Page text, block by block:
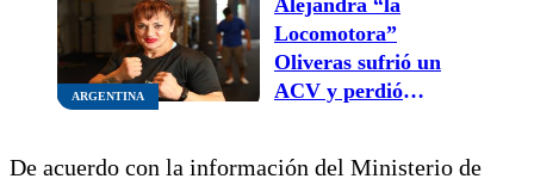
ARGENTINA
Locomotora”
Oliveras sufrió un
ACV y perdió
De acuerdo con la información del Ministerio de